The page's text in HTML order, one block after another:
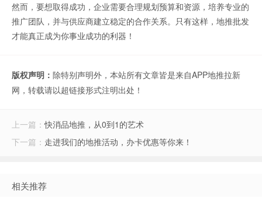
然而，要想取得成功，企业需要合理规划预算和资源，培养专业的
推广团队，并与供应商建立稳定的合作关系。只有这样，地推批发
才能真正成为你事业成功的利器！
版权声明： 除特别声明外，本站所有文章皆是来自APP地推拉新
网，转载请以超链接形式注明出处！
上一篇：快消品地推，从0到1的艺术
下一篇： 走进我们的地推活动，办卡优惠等你来！
相关推荐